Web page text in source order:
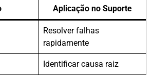
Aplicação no Suporte
Resolver falhas
rapidamente
Identificar causa raiz